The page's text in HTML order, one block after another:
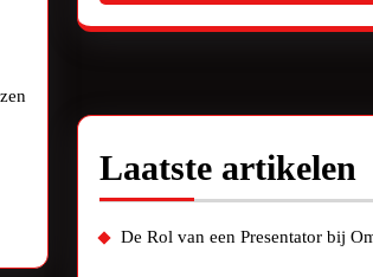
Laatste artikelen
De Rol van een Presentator bij